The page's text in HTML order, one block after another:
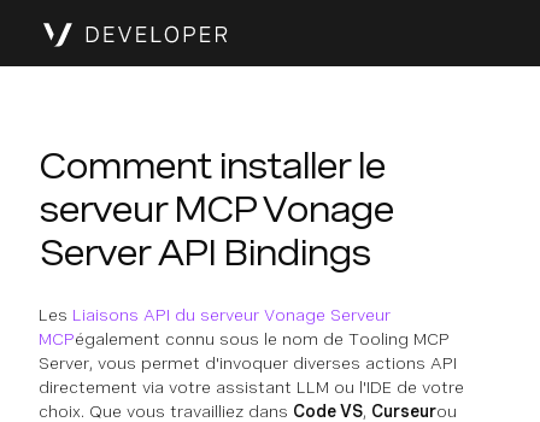
Comment installer le
serveur MCP Vonage
Server API Bindings
Les Liaisons API du serveur Vonage Serveur
MCPégalement connu sous le nom de Tooling MCP
Server, vous permet d'invoquer diverses actions API
directement via votre assistant LLM ou l'IDE de votre
choix. Que vous travailliez dans Code VS, Curseurou